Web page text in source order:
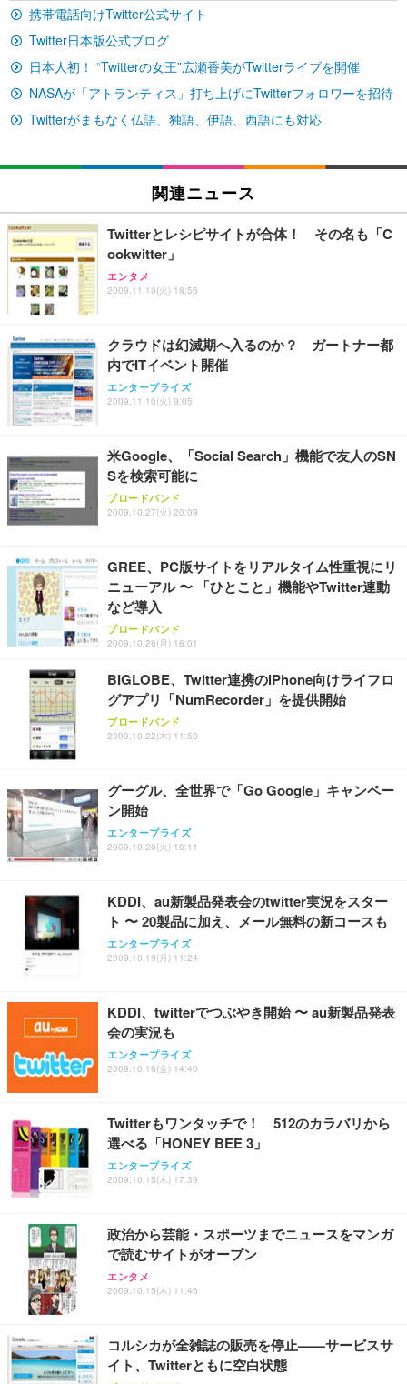
Sezlife オフィスチェア デスクチェア 疲れない テレ
ワーク チェア 強化バックレスト 30度ロッキング機
能 人間工学 椅子 腰サポート 90度跳ね上げ式アーム
レスト 3Dヘッドレスト ハンガー付き 高反発クッシ
務用 おしゃれ パソコンチェア (ブラック)
Sezlife オフィスチェア デスクチェア 疲れない テレ
ワーク チェア 強化バックレスト 30度ロッキング機
レスト 3Dヘッドレスト ハンガー付き 高反発クッシ
ョン PCチェア 通気性メッシュ ゲーミング/勉強/事
務用 おしゃれ パソコンチェア (ホワイト)
￥7,680
ANDWINT オフィスチェア デスクチェア 肘なし メ
ト 幅52×奥行58.5×高さ84～96cm テレワーク 在宅
勤務 ブラック
￥4,139
イト
￥109,572
【純正品】27"ゲーミングモニター DualSense 充電
【整備済み品】Dell E2724HS 27インチ 液晶モニタ
ー フルHD（1920×1080）VA 非光沢 HDMI/DisplayP
応 ComfortView ビジネス向け
￥15,800
【MiniLED/24.5inch/280Hz/FHD】GRAPHT THE S
像低減 (3年保証 | 輝点保証 | 日本メーカー)
￥34,980
ネオ・ルーライフ ネオ・オムツ L 中型犬用 26枚入
Smart Basic(スマートベーシック) 【Amazon.co.jp
限定】 Smart Basic アイリスオーヤマ ペットシーツ
￥3,670
￥3,731
携帯電話向けTwitter公式サイト
Twitter日本版公式ブログ
日本人初！ “Twitterの女王”広瀬香美がTwitterライブを開催
NASAが「アトランティス」打ち上げにTwitterフォロワーを招待
Twitterがまもなく仏語、独語、伊語、西語にも対応
関連ニュース
Twitterとレシピサイトが合体！ その名も「C
ookwitter」
エンタメ
2009.11.10(火) 18:56
クラウドは幻滅期へ入るのか？ ガートナー都
内でITイベント開催
エンタープライズ
2009.11.10(火) 9:05
米Google、「Social Search」機能で友人のSN
Sを検索可能に
ブロードバンド
2009.10.27(火) 20:09
GREE、PC版サイトをリアルタイム性重視にリ
ニューアル 〜 「ひとこと」機能やTwitter連動
など導入
ブロードバンド
2009.10.26(月) 16:01
BIGLOBE、Twitter連携のiPhone向けライフロ
グアプリ「NumRecorder」を提供開始
ブロードバンド
2009.10.22(木) 11:50
グーグル、全世界で「Go Google」キャンペー
ン開始
エンタープライズ
2009.10.20(火) 16:11
KDDI、au新製品発表会のtwitter実況をスター
ト 〜 20製品に加え、メール無料の新コースも
エンタープライズ
2009.10.19(月) 11:24
KDDI、twitterでつぶやき開始 〜 au新製品発表
会の実況も
エンタープライズ
2009.10.16(金) 14:40
Twitterもワンタッチで！ 512のカラバリから
選べる「HONEY BEE 3」
エンタープライズ
2009.10.15(木) 17:39
政治から芸能・スポーツまでニュースをマンガ
で読むサイトがオープン
エンタメ
2009.10.15(木) 11:46
コルシカが全雑誌の販売を停止——サービスサ
イト、Twitterともに空白状態